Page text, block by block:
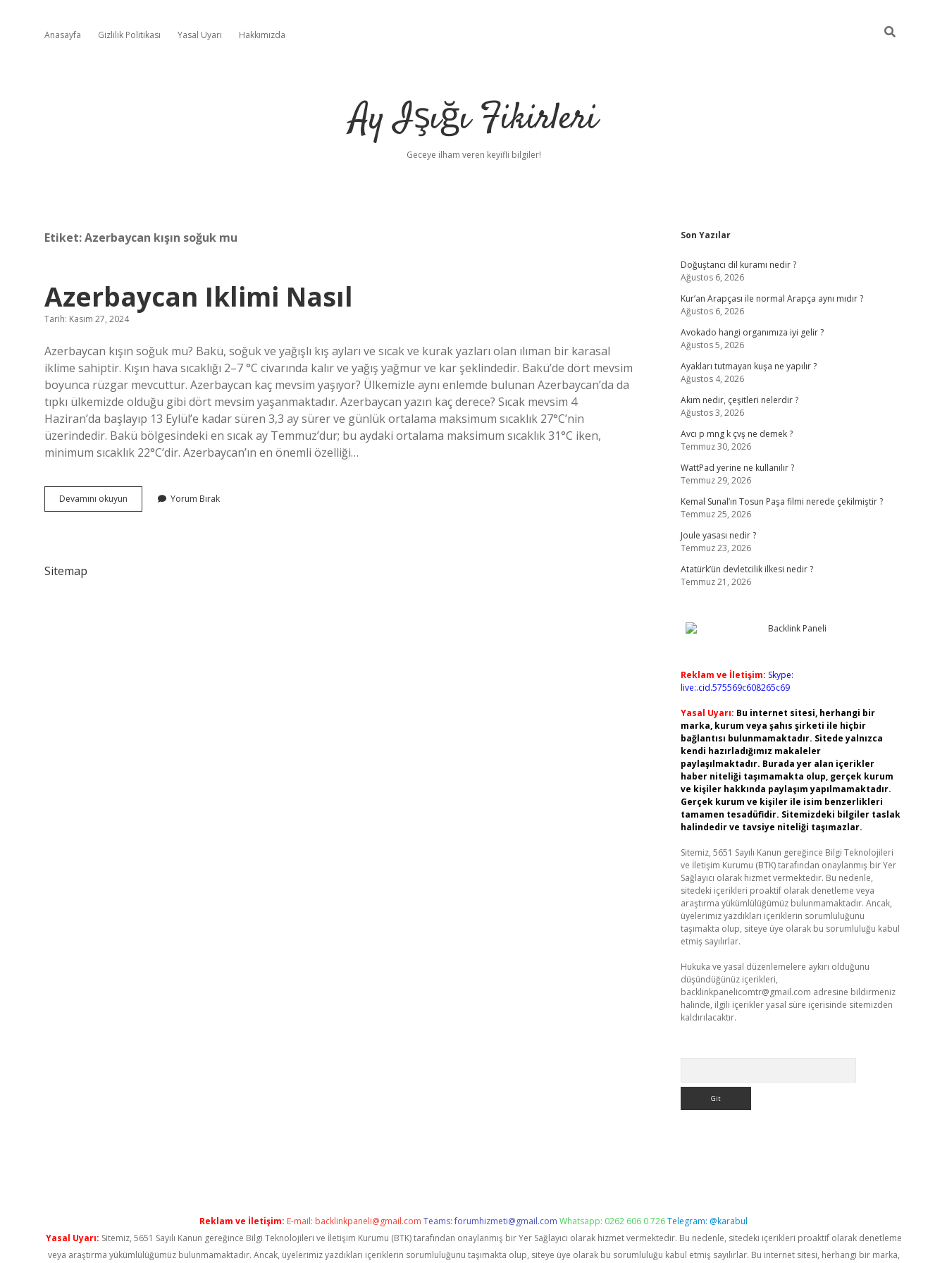
Anasayfa Gizlilik Politikası Yasal Uyarı Hakkımızda
Ay Işığı Fikirleri
Geceye ilham veren keyifli bilgiler!
Etiket:Azerbaycan kışın soğuk mu
Azerbaycan Iklimi Nasıl
Tarih: Kasım 27, 2024
Azerbaycan kışın soğuk mu? Bakü, soğuk ve yağışlı kış ayları ve sıcak ve kurak yazları olan ılıman bir karasal
iklime sahiptir. Kışın hava sıcaklığı 2–7 °C civarında kalır ve yağış yağmur ve kar şeklindedir. Bakü’de dört mevsim
boyunca rüzgar mevcuttur. Azerbaycan kaç mevsim yaşıyor? Ülkemizle aynı enlemde bulunan Azerbaycan’da da
tıpkı ülkemizde olduğu gibi dört mevsim yaşanmaktadır. Azerbaycan yazın kaç derece? Sıcak mevsim 4
Haziran’da başlayıp 13 Eylül’e kadar süren 3,3 ay sürer ve günlük ortalama maksimum sıcaklık 27°C’nin
üzerindedir. Bakü bölgesindeki en sıcak ay Temmuz’dur; bu aydaki ortalama maksimum sıcaklık 31°C iken,
minimum sıcaklık 22°C’dir. Azerbaycan’ın en önemli özelliği…
Devamını okuyun Azerbaycan
Iklimi
Yorum Bırak
Sitemap
Sidebar
Son Yazılar
Doğuştancı dil kuramı nedir ?
Ağustos 6, 2026
Kur’an Arapçası ile normal Arapça aynı mıdır ?
Ağustos 6, 2026
Avokado hangi organımıza iyi gelir ?
Ağustos 5, 2026
Ayakları tutmayan kuşa ne yapılır ?
Ağustos 4, 2026
Akım nedir, çeşitleri nelerdir ?
Ağustos 3, 2026
Avcı p mng k çvş ne demek ?
Temmuz 30, 2026
WattPad yerine ne kullanılır ?
Temmuz 29, 2026
Kemal Sunal’ın Tosun Paşa filmi nerede çekilmiştir ?
Temmuz 25, 2026
Joule yasası nedir ?
Temmuz 23, 2026
Atatürk’ün devletcilik ilkesi nedir ?
Temmuz 21, 2026
Reklam ve İletişim: Skype:
live:.cid.575569c608265c69
Yasal Uyarı: Bu internet sitesi, herhangi bir
marka, kurum veya şahıs şirketi ile hiçbir
bağlantısı bulunmamaktadır. Sitede yalnızca
kendi hazırladığımız makaleler
paylaşılmaktadır. Burada yer alan içerikler
haber niteliği taşımamakta olup, gerçek kurum
ve kişiler hakkında paylaşım yapılmamaktadır.
Gerçek kurum ve kişiler ile isim benzerlikleri
tamamen tesadüfidir. Sitemizdeki bilgiler taslak
halindedir ve tavsiye niteliği taşımazlar.
Sitemiz, 5651 Sayılı Kanun gereğince Bilgi Teknolojileri
ve İletişim Kurumu (BTK) tarafından onaylanmış bir Yer
Sağlayıcı olarak hizmet vermektedir. Bu nedenle,
sitedeki içerikleri proaktif olarak denetleme veya
araştırma yükümlülüğümüz bulunmamaktadır. Ancak,
üyelerimiz yazdıkları içeriklerin sorumluluğunu
taşımakta olup, siteye üye olarak bu sorumluluğu kabul
etmiş sayılırlar.
Hukuka ve yasal düzenlemelere aykırı olduğunu
düşündüğünüz içerikleri,
backlinkpanelicomtr@gmail.com adresine bildirmeniz
halinde, ilgili içerikler yasal süre içerisinde sitemizden
kaldırılacaktır.
Reklam ve İletişim: E-mail: backlinkpaneli@gmail.com Teams:forumhizmeti@gmail.com Whatsapp: 0262 606 0 726Telegram: @karabul
Yasal Uyarı: Sitemiz, 5651 Sayılı Kanun gereğince Bilgi Teknolojileri ve İletişim Kurumu (BTK) tarafından onaylanmış bir Yer Sağlayıcı olarak hizmet vermektedir. Bu nedenle, sitedeki içerikleri proaktif olarak denetleme
veya araştırma yükümlülüğümüz bulunmamaktadır. Ancak, üyelerimiz yazdıkları içeriklerin sorumluluğunu taşımakta olup, siteye üye olarak bu sorumluluğu kabul etmiş sayılırlar. Bu internet sitesi, herhangi bir marka,